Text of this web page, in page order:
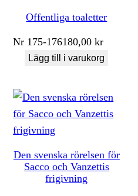
Offentliga toaletter
Nr 175-176180,00kr
Lägg till i varukorg
Den svenska rörelsen för
Sacco och Vanzettis
frigivning